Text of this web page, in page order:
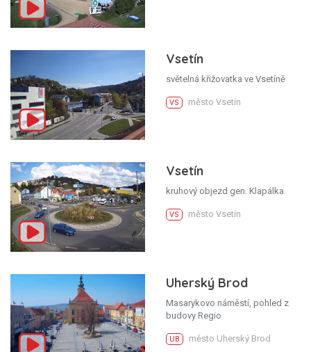
Vsetín
světelná křižovatka ve Vsetíně
VS město Vsetín
Vsetín
kruhový objezd gen. Klapálka
VS město Vsetín
Uherský Brod
Masarykovo náměstí, pohled z
budovy Regio
UB město Uherský Brod